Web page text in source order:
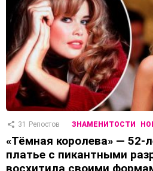
31 Репостов ЗНАМЕНИТОСТИ
«Тёмная королева» —
платье с пикантными
восхитила своими